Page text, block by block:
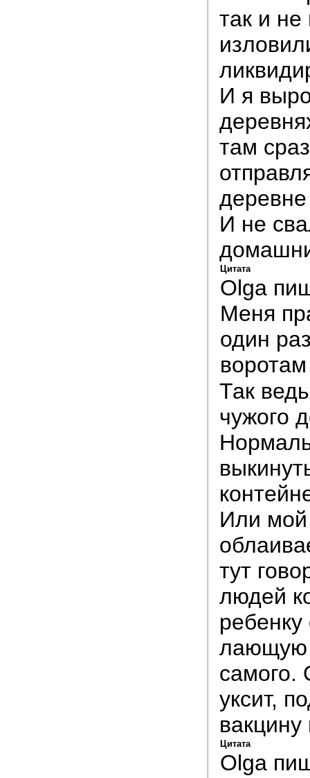
так и не
И я
там
И не
Цитата
Olga
Меня
один
Так
чужого
Или мой
тут
людей
лающую
самого.
уксит,
вакцину
Цитата
Olga